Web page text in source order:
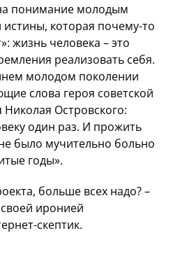
понимание молодым
которая почему-то
жизнь человека – это
реализовать себя.
молодом поколении
слова героя советской
Островского:
один раз. И прожить
было мучительно больно
годы».
больше всех надо? –
иронией
скептик.